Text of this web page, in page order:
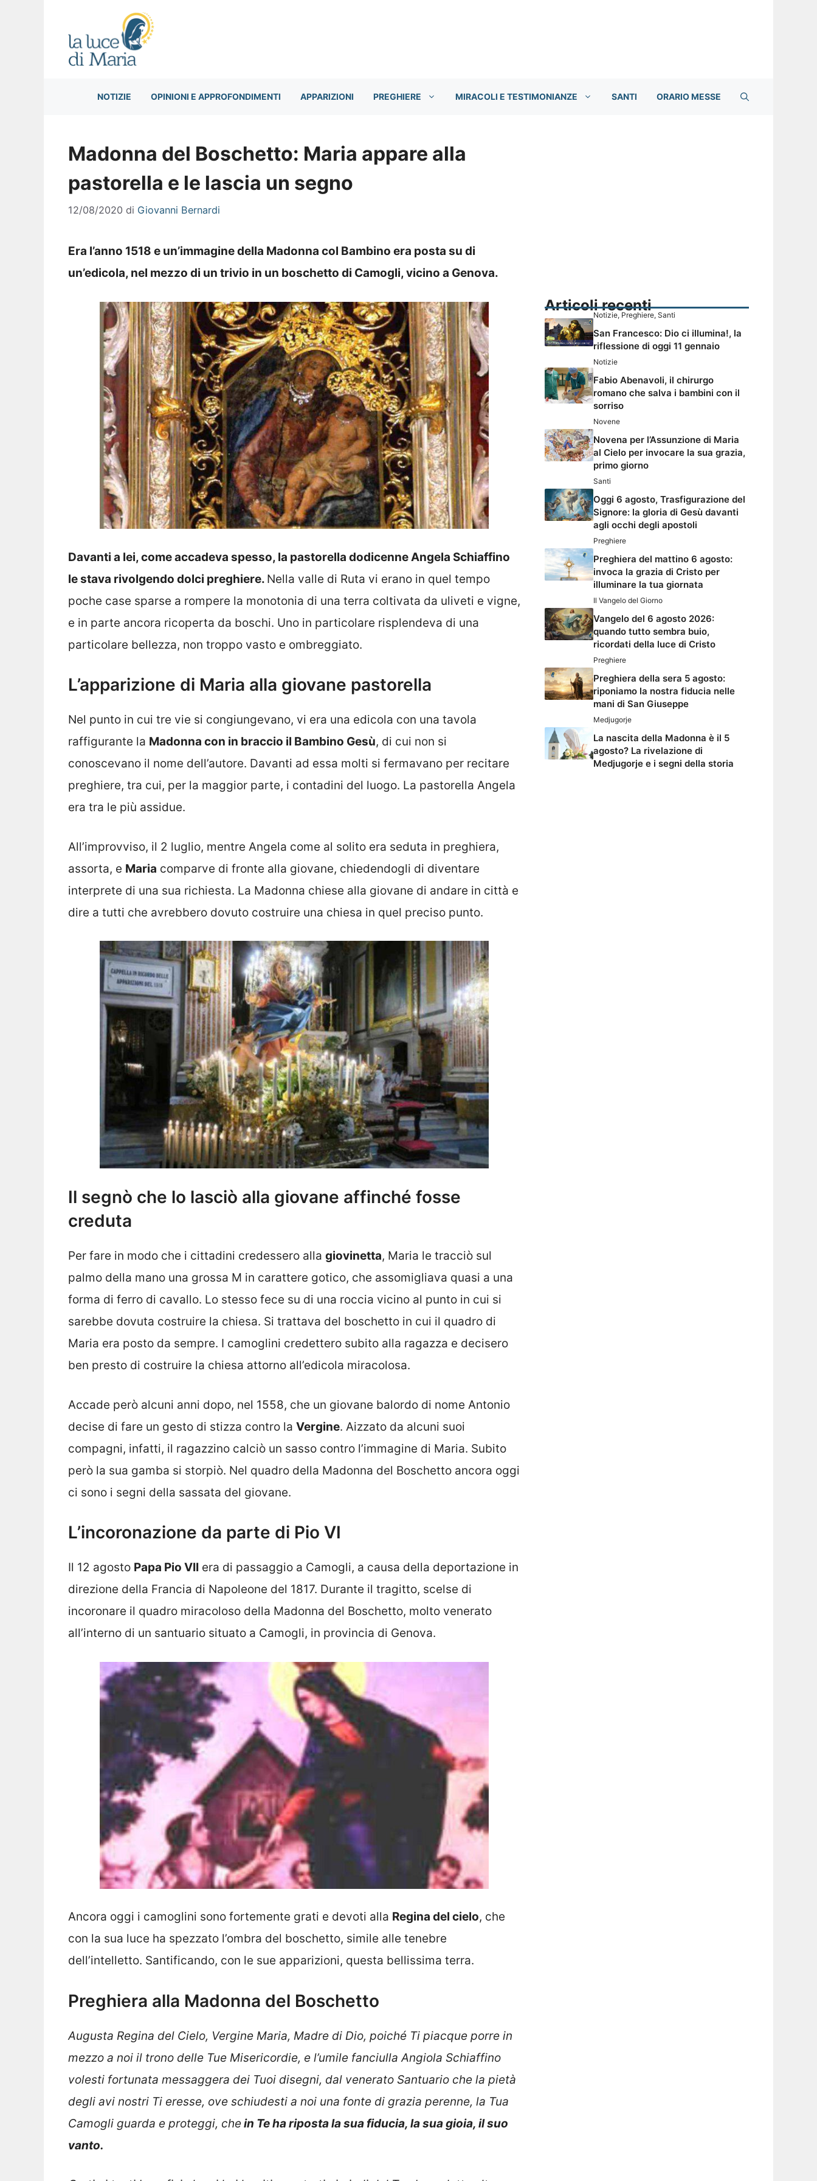
NOTIZIE OPINIONI E APPROFONDIMENTI APPARIZIONI PREGHIERE MIRACOLI E TESTIMONIANZE SANTI ORARIO MESSE
Madonna del Boschetto: Maria appare alla
pastorella e le lascia un segno
12/08/2020 di Giovanni Bernardi
Era l’anno 1518 e un’immagine della Madonna col Bambino era posta su di
un’edicola, nel mezzo di un trivio in un boschetto di Camogli, vicino a Genova.
Davanti a lei, come accadeva spesso, la pastorella dodicenne Angela Schiaffino
le stava rivolgendo dolci preghiere. Nella valle di Ruta vi erano in quel tempo
poche case sparse a rompere la monotonia di una terra coltivata da uliveti e vigne,
e in parte ancora ricoperta da boschi. Uno in particolare risplendeva di una
particolare bellezza, non troppo vasto e ombreggiato.
L’apparizione di Maria alla giovane pastorella
Nel punto in cui tre vie si congiungevano, vi era una edicola con una tavola
raffigurante la Madonna con in braccio il Bambino Gesù, di cui non si
conoscevano il nome dell’autore. Davanti ad essa molti si fermavano per recitare
preghiere, tra cui, per la maggior parte, i contadini del luogo. La pastorella Angela
era tra le più assidue.
All’improvviso, il 2 luglio, mentre Angela come al solito era seduta in preghiera,
assorta, e Maria comparve di fronte alla giovane, chiedendogli di diventare
interprete di una sua richiesta. La Madonna chiese alla giovane di andare in città e
dire a tutti che avrebbero dovuto costruire una chiesa in quel preciso punto.
Il segnò che lo lasciò alla giovane affinché fosse
creduta
Per fare in modo che i cittadini credessero alla giovinetta, Maria le tracciò sul
palmo della mano una grossa M in carattere gotico, che assomigliava quasi a una
forma di ferro di cavallo. Lo stesso fece su di una roccia vicino al punto in cui si
sarebbe dovuta costruire la chiesa. Si trattava del boschetto in cui il quadro di
Maria era posto da sempre. I camoglini credettero subito alla ragazza e decisero
ben presto di costruire la chiesa attorno all’edicola miracolosa.
Accade però alcuni anni dopo, nel 1558, che un giovane balordo di nome Antonio
decise di fare un gesto di stizza contro la Vergine. Aizzato da alcuni suoi
compagni, infatti, il ragazzino calciò un sasso contro l’immagine di Maria. Subito
però la sua gamba si storpiò. Nel quadro della Madonna del Boschetto ancora oggi
ci sono i segni della sassata del giovane.
L’incoronazione da parte di Pio VI
Il 12 agosto Papa Pio VII era di passaggio a Camogli, a causa della deportazione in
direzione della Francia di Napoleone del 1817. Durante il tragitto, scelse di
incoronare il quadro miracoloso della Madonna del Boschetto, molto venerato
all’interno di un santuario situato a Camogli, in provincia di Genova.
Ancora oggi i camoglini sono fortemente grati e devoti alla Regina del cielo, che
con la sua luce ha spezzato l’ombra del boschetto, simile alle tenebre
dell’intelletto. Santificando, con le sue apparizioni, questa bellissima terra.
Preghiera alla Madonna del Boschetto
Augusta Regina del Cielo, Vergine Maria, Madre di Dio, poiché Ti piacque porre in
mezzo a noi il trono delle Tue Misericordie, e l’umile fanciulla Angiola Schiaffino
volesti fortunata messaggera dei Tuoi disegni, dal venerato Santuario che la pietà
degli avi nostri Ti eresse, ove schiudesti a noi una fonte di grazia perenne, la Tua
Camogli guarda e proteggi, chein Te ha riposta la sua fiducia, la sua gioia, il suo
vanto.
Articoli recenti
Notizie, Preghiere, Santi
San Francesco: Dio ci illumina!, la
riflessione di oggi 11 gennaio
Notizie
Fabio Abenavoli, il chirurgo
romano che salva i bambini con il
sorriso
Novene
Novena per l’Assunzione di Maria
al Cielo per invocare la sua grazia,
primo giorno
Santi
Oggi 6 agosto, Trasfigurazione del
Signore: la gloria di Gesù davanti
agli occhi degli apostoli
Preghiere
Preghiera del mattino 6 agosto:
invoca la grazia di Cristo per
illuminare la tua giornata
Il Vangelo del Giorno
Vangelo del 6 agosto 2026:
quando tutto sembra buio,
ricordati della luce di Cristo
Preghiere
Preghiera della sera 5 agosto:
riponiamo la nostra fiducia nelle
mani di San Giuseppe
Medjugorje
La nascita della Madonna è il 5
agosto? La rivelazione di
Medjugorje e i segni della storia